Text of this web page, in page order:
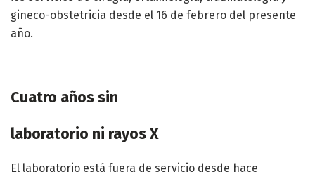
gineco-obstetricia desde el 16 de febrero del presente
año.
Cuatro años sin
laboratorio ni rayos X
El laboratorio está fuera de servicio desde hace